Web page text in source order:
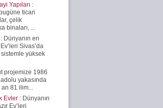
Yapıları :
ticari
çelik
binaları, ...
: Dünyanın en
Sivas’da
yüksek
projemize 1986
yakasında
an 81 ilim...
Evler : Dünyanın
Ev’leri